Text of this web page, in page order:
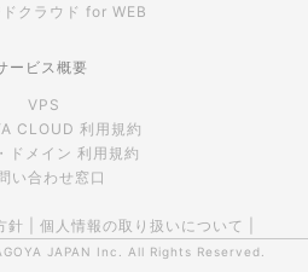
クラウド for WEB
ービス概要
VPS
CLOUD 利用規約
ドメイン 利用規約
い合わせ窓口
針 個人情報の取り扱いについて
JAPAN Inc. All Rights Reserved.